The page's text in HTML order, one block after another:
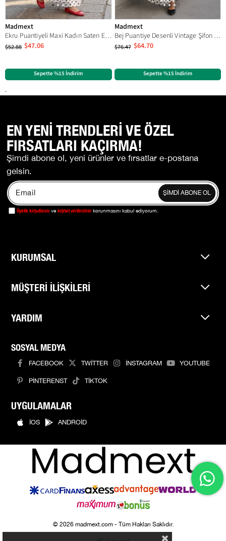
Madmext
Ekru Puantiyeli Maxi Kadın Saten Etek MG2725
$47.06
$52.88
Sepette %15 İndirim
Madmext
Bej Puantiye Desenli Vintage Şifon Maxi Etek MG2776
$64.70
$76.47
Sepette %15 İndirim
.
EN YENİ TRENDLERİ VE ÖZEL
FIRSATLARI KAÇIRMA!
Şimdi abone ol, yeni ürünler ve fırsatlar e-postana
gelsin.
ŞİMDİ ABONE OL
Üyelik koşullarını vekişisel verilerimin korunmasını kabul ediyorum.
KURUMSAL
MÜŞTERİ İLİŞKİLERİ
YARDIM
SOSYAL MEDYA
FACEBOOK TWİTTER İNSTAGRAM
YOUTUBE
PİNTERENST
TİKTOK
UYGULAMALAR
İOS ANDROİD
© 2026 madmext.com - Tüm Hakları Saklıdır.